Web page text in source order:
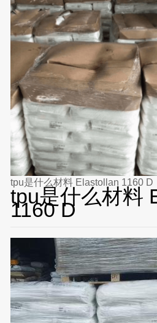
tpu是什么材料 Elastollan 1160 D
tpu是什么材料
1160 D